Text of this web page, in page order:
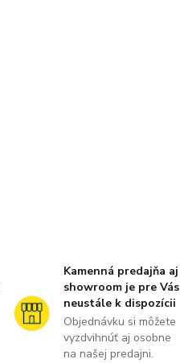
Kamenná predajňa aj
showroom je pre Vás
neustále k dispozícii
Objednávku si môžete
vyzdvihnúť aj osobne
na našej predajni.